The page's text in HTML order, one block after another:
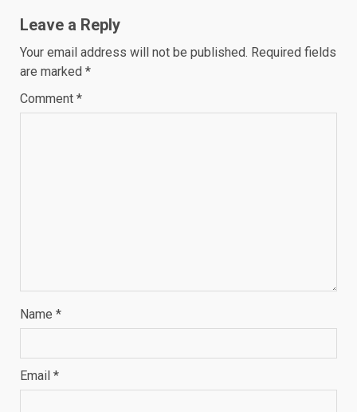
Leave a Reply
Your email address will not be published. Required fields
are marked *
Comment *
Name *
Email *